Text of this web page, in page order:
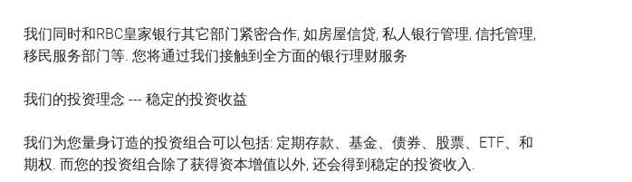
我们同时和RBC皇家银行其它部门紧密合作, 如房屋信贷, 私人银行管理, 信托管理,
移民服务部门等. 您将通过我们接触到全方面的银行理财服务
我们的投资理念 --- 稳定的投资收益
我们为您量身订造的投资组合可以包括: 定期存款、基金、债券、股票、ETF、和
期权. 而您的投资组合除了获得资本增值以外, 还会得到稳定的投资收入.